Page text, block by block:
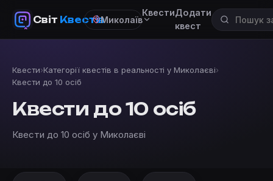
Світ КвестівМиколаїв
КвестиДодати
квест
Квести›Категорії квестів в реальності у Миколаєві›
Квести до 10 осіб
Квести до 10 осіб
Квести до 10 осіб у Миколаєві